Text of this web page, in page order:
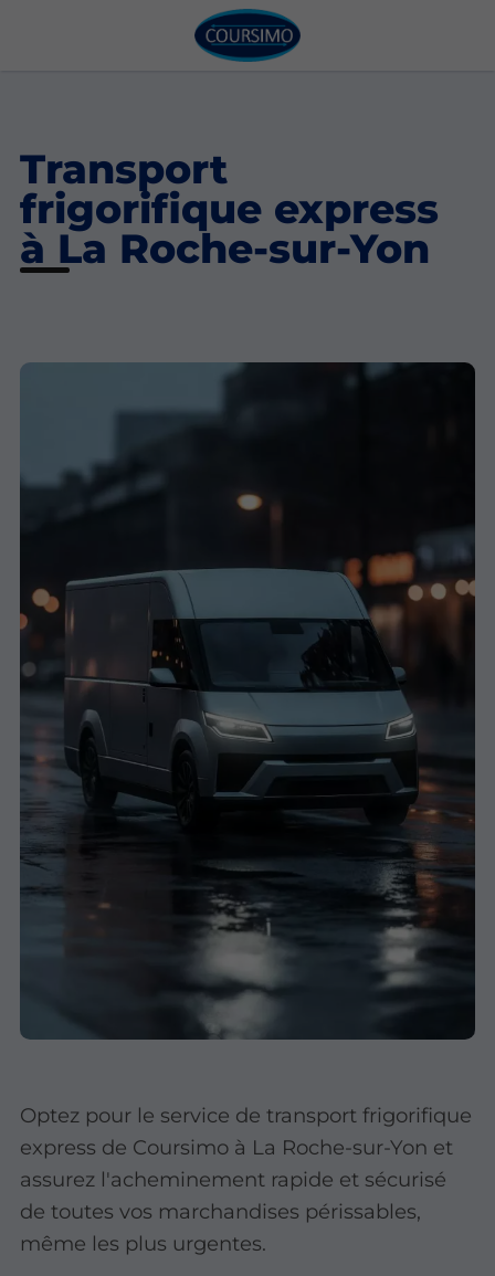
Transport
frigorifique express
à La Roche-sur-Yon
Optez pour le service de transport frigorifique
express de Coursimo à La Roche-sur-Yon et
assurez l'acheminement rapide et sécurisé
de toutes vos marchandises périssables,
même les plus urgentes.